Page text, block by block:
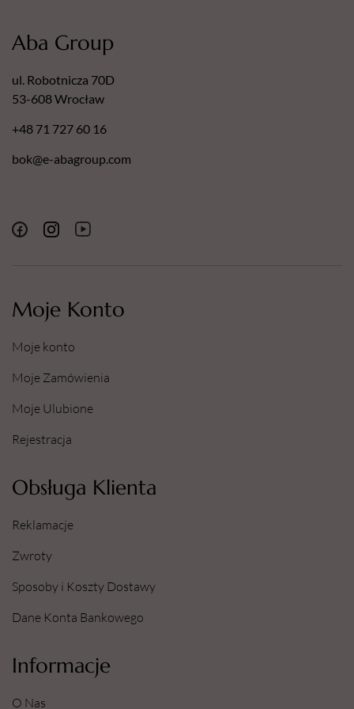
Moje Konto
Moje konto
Moje Zamówienia
Moje Ulubione
Rejestracja
Obsługa Klienta
Reklamacje
Zwroty
Sposoby i Koszty Dostawy
Dane Konta Bankowego
Informacje
O Nas
Aba Group
ul. Robotnicza 70D
53-608 Wrocław
+48 71 727 60 16
bok@e-abagroup.com